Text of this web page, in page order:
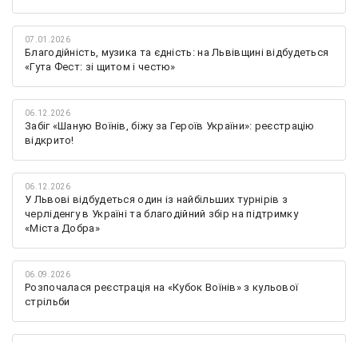
07.01.2026
Благодійність, музика та єдність: на Львівщині відбудеться
«Гута Фест: зі щитом і честю»
06.12.2026
Забіг «Шаную Воїнів, біжу за Героїв України»: реєстрацію
відкрито!
06.12.2026
У Львові відбудеться один із найбільших турнірів з
черліденгу в Україні та благодійний збір на підтримку
«Міста Добра»
06.09.2026
Розпочалася реєстрація на «Кубок Воїнів» з кульової
стрільби